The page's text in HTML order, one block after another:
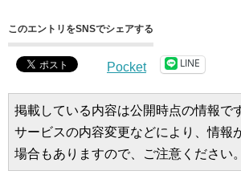
このエントリをSNSでシェアする
Pocket LINE
掲載している内容は公開時点の情報で
サービスの内容変更などにより、情報
場合もありますので、ご注意ください。